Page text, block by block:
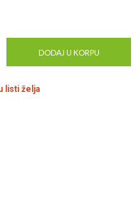
DODAJ U KORPU
listi želja